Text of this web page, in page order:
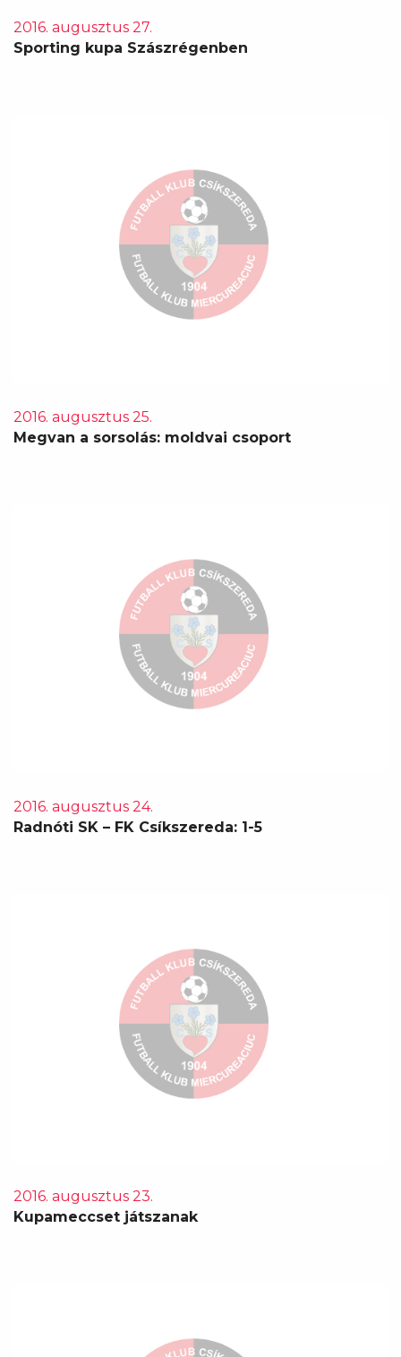
2016. augusztus 27.
Sporting kupa Szászrégenben
2016. augusztus 25.
Megvan a sorsolás: moldvai csoport
2016. augusztus 24.
Radnóti SK – FK Csíkszereda: 1-5
2016. augusztus 23.
Kupameccset játszanak